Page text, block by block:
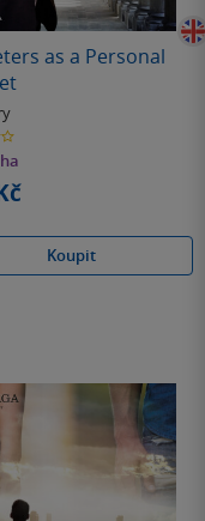
as a Personal
Koupit